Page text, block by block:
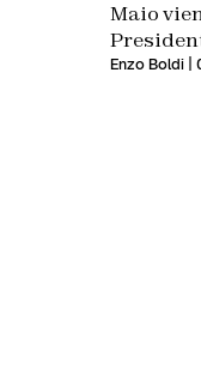
Maio
Enzo Boldi |